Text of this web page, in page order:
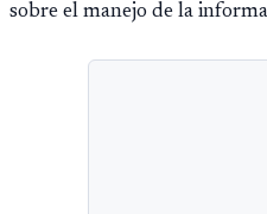
sobre el manejo de la